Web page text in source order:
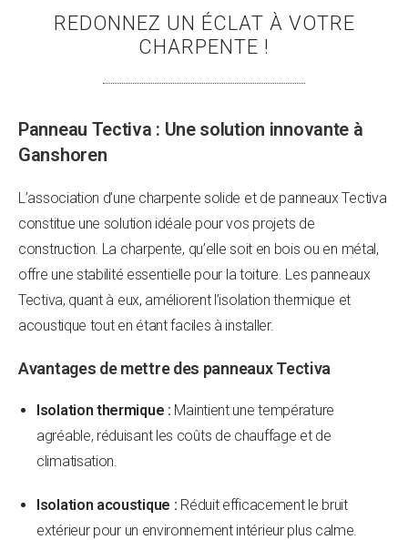
REDONNEZ UN ÉCLAT À VOTRE
CHARPENTE !
Panneau Tectiva : Une solution innovante à
Ganshoren
L’association d’une charpente solide et de panneaux Tectiva
constitue une solution idéale pour vos projets de
construction. La charpente, qu’elle soit en bois ou en métal,
offre une stabilité essentielle pour la toiture. Les panneaux
Tectiva, quant à eux, améliorent l’isolation thermique et
acoustique tout en étant faciles à installer.
Avantages de mettre des panneaux Tectiva
Isolation thermique : Maintient une température
agréable, réduisant les coûts de chauffage et de
climatisation.
Isolation acoustique : Réduit efficacement le bruit
extérieur pour un environnement intérieur plus calme.